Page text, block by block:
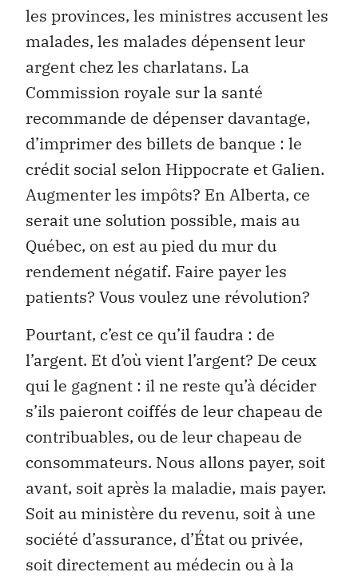
les provinces, les ministres accusent les
malades, les malades dépensent leur
argent chez les charlatans. La
Commission royale sur la santé
recommande de dépenser davantage,
d’imprimer des billets de banque : le
crédit social selon Hippocrate et Galien.
Augmenter les impôts? En Alberta, ce
serait une solution possible, mais au
Québec, on est au pied du mur du
rendement négatif. Faire payer les
patients? Vous voulez une révolution?
Pourtant, c’est ce qu’il faudra : de
l’argent. Et d’où vient l’argent? De ceux
qui le gagnent : il ne reste qu’à décider
s’ils paieront coiffés de leur chapeau de
contribuables, ou de leur chapeau de
consommateurs. Nous allons payer, soit
avant, soit après la maladie, mais payer.
Soit au ministère du revenu, soit à une
société d’assurance, d’État ou privée,
soit directement au médecin ou à la